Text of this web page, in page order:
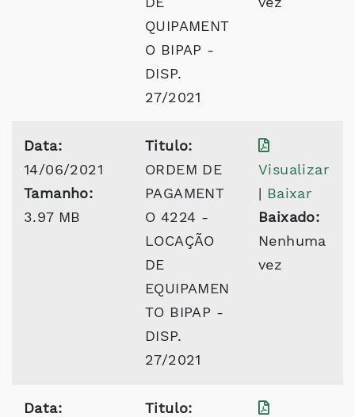
QUIPAMENT
O BIPAP -
DISP.
27/2021
Data:
14/06/2021
Tamanho:
3.97 MB
Titulo:
ORDEM DE
PAGAMENT
O 4224 -
LOCAÇÃO
DE
EQUIPAMEN
TO BIPAP -
DISP.
27/2021
Visualizar
| Baixar
Baixado:
Nenhuma
vez
Data:
Titulo: